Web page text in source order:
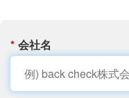
* 会社名